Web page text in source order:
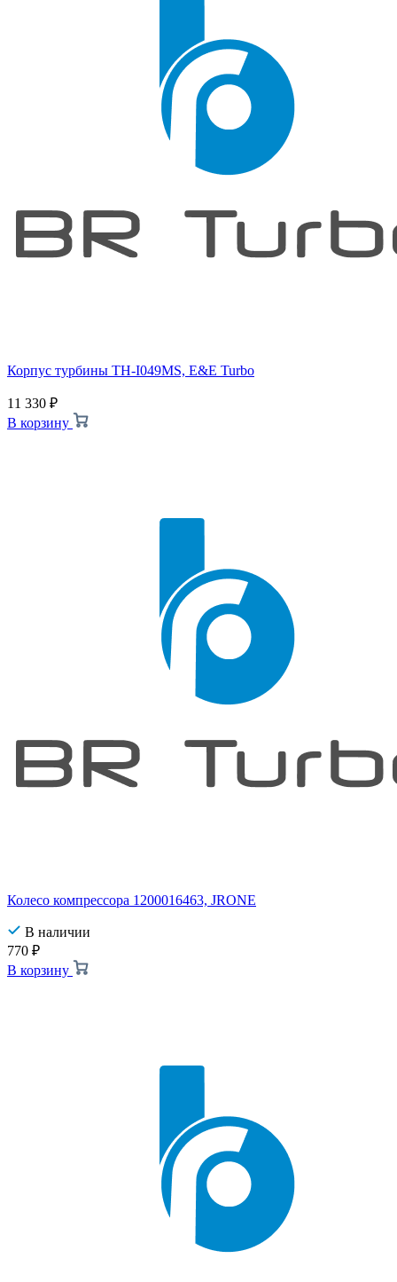
Корпус турбины TH-I049MS, E&E Turbo
11 330 ₽
В корзину
Колесо компрессора 1200016463, JRONE
В наличии
770 ₽
В корзину